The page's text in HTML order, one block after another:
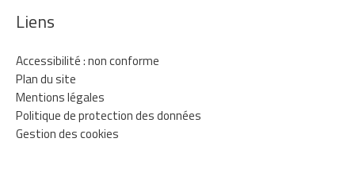
Liens
Accessibilité : non conforme
Plan du site
Mentions légales
Politique de protection des données
Gestion des cookies